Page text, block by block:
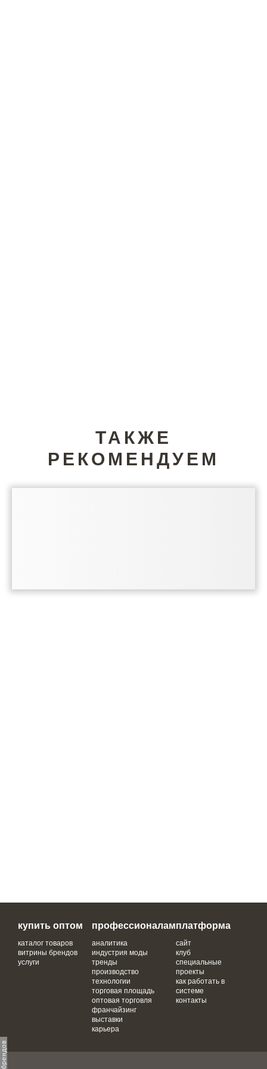
ТАКЖЕ
РЕКОМЕНДУЕМ
купить оптом
каталог товаров
витрины брендов
услуги
профессионалам
аналитика
индустрия моды
тренды
производство
технологии
торговая площадь
оптовая торговля
франчайзинг
выставки
карьера
платформа
сайт
клуб
специальные
проекты
как работать в
системе
контакты